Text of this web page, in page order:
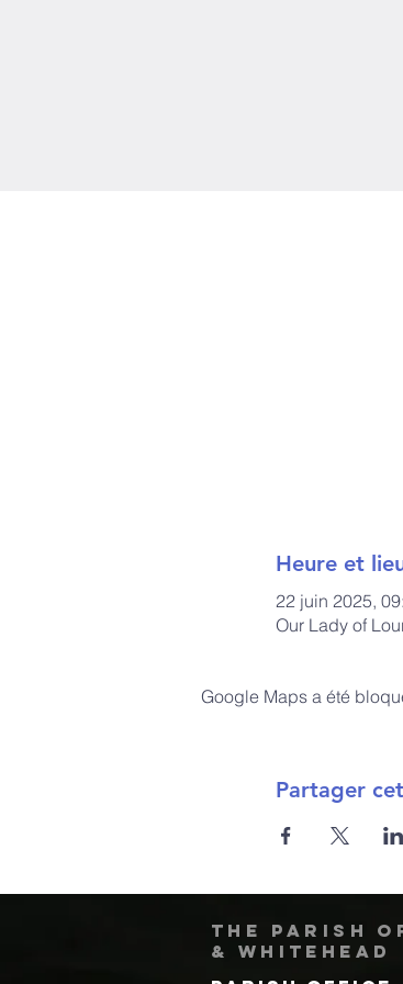
Heure et
22 juin 2025,
Our Lady of
Google Maps a été
Partager
The Parish
& Whitehead